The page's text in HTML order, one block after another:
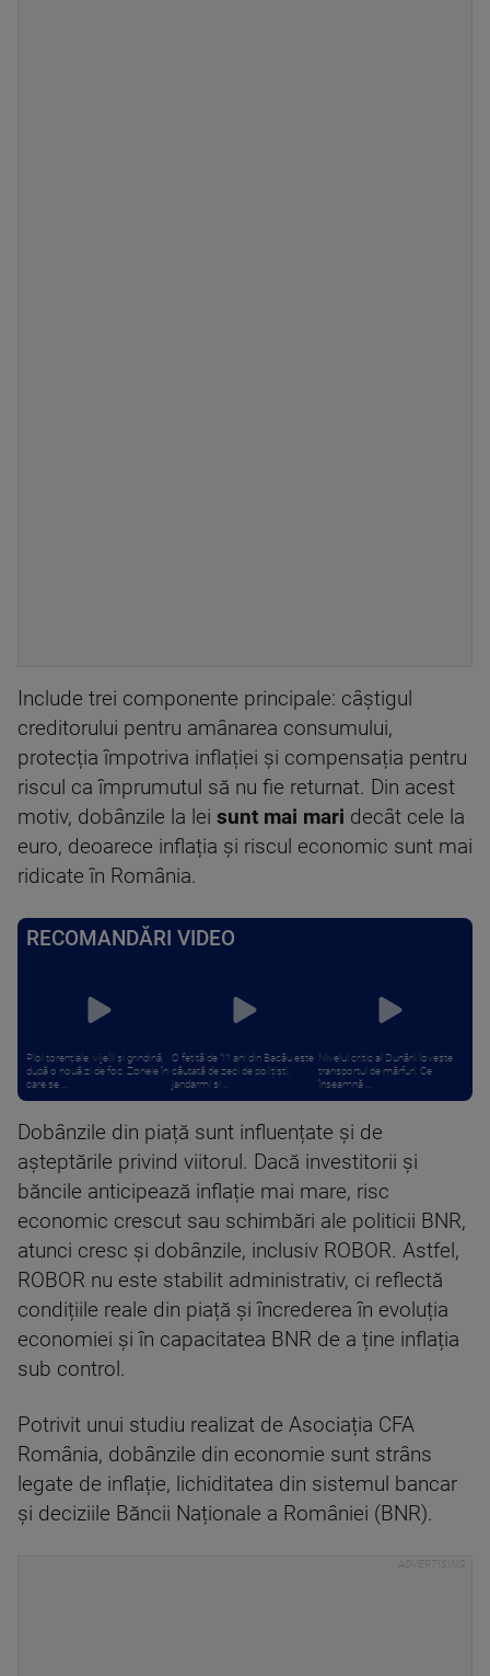
Include trei componente principale: câștigul
creditorului pentru amânarea consumului,
protecția împotriva inflației și compensația pentru
riscul ca împrumutul să nu fie returnat. Din acest
motiv, dobânzile la lei sunt mai mari decât cele la
euro, deoarece inflația și riscul economic sunt mai
ridicate în România.
RECOMANDĂRI VIDEO
Ploi torențiale, vijelii și grindină,
după o nouă zi de foc. Zonele în
care se ...
O fetiță de 11 ani din Bacău este
căutată de zeci de polițiști,
jandarmi și ...
Nivelul critic al Dunării lovește
transportul de mărfuri. Ce
înseamnă ...
Dobânzile din piață sunt influențate și de
așteptările privind viitorul. Dacă investitorii și
băncile anticipează inflație mai mare, risc
economic crescut sau schimbări ale politicii BNR,
atunci cresc și dobânzile, inclusiv ROBOR. Astfel,
ROBOR nu este stabilit administrativ, ci reflectă
condițiile reale din piață și încrederea în evoluția
economiei și în capacitatea BNR de a ține inflația
sub control.
Potrivit unui studiu realizat de Asociația CFA
România, dobânzile din economie sunt strâns
legate de inflație, lichiditatea din sistemul bancar
și deciziile Băncii Naționale a României (BNR).